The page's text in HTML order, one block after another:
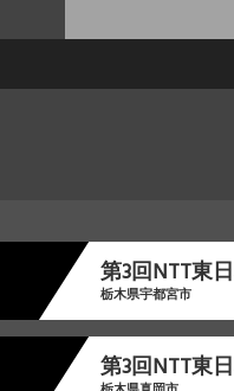
第3回NTT東
栃木県宇都宮市
第3回NTT東